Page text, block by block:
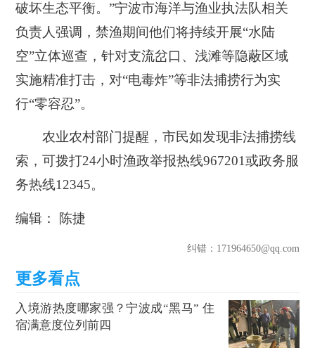
破坏生态平衡。”宁波市海洋与渔业执法队相关
负责人强调，禁渔期间他们将持续开展“水陆
空”立体巡查，针对支流岔口、浅滩等隐蔽区域
实施精准打击，对“电毒炸”等非法捕捞行为实
行“零容忍”。
农业农村部门提醒，市民如发现非法捕捞线
索，可拨打24小时渔政举报热线967201或政务服
务热线12345。
编辑： 陈捷
纠错：171964650@qq.com
入境游热度哪家强？宁波成“黑马” 住
宿满意度位列前四